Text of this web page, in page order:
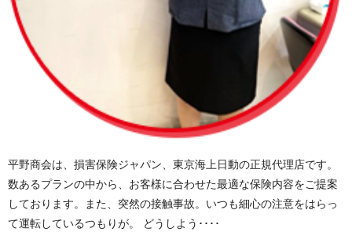
平野商会は、損害保険ジャパン、東京海上日動の正規代理店です。
数あるプランの中から、お客様に合わせた最適な保険内容をご提案
しております。また、突然の接触事故。いつも細心の注意をはらっ
て運転しているつもりが。 どうしよう････